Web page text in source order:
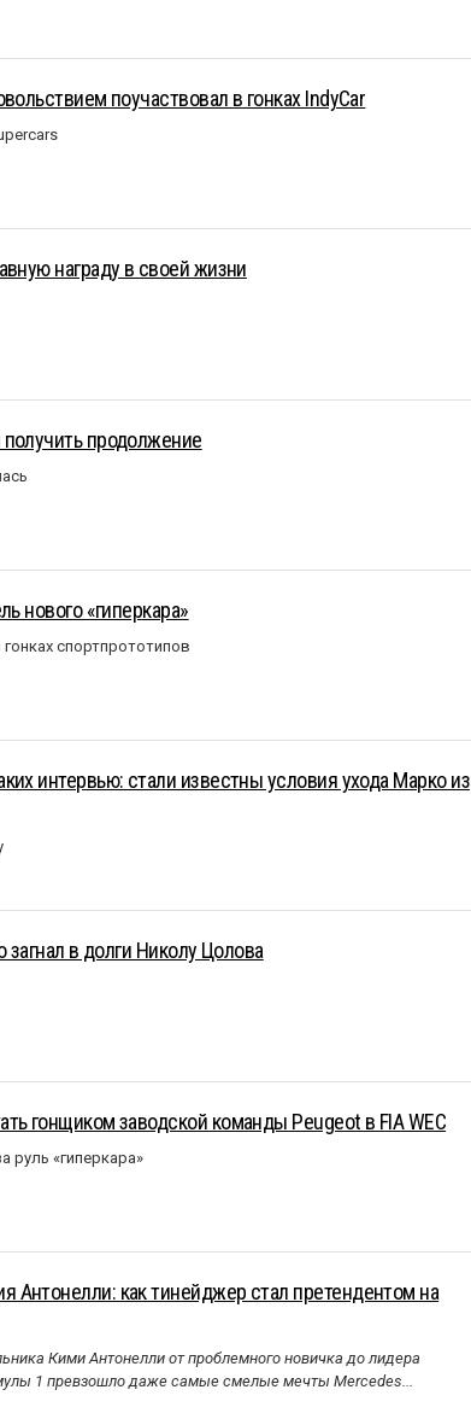
поучаствовал в гонках IndyCar
награду в своей жизни
продолжение
нового «гиперкара»
спортпрототипов
интервью: стали известны условия ухода Марко из
в долги Николу Цолова
гонщиком заводской команды Peugeot в FIA WEC
руль «гиперкара»
Антонелли: как тинейджер стал претендентом на
Кими Антонелли от проблемного новичка до лидера
1 превзошло даже самые смелые мечты Mercedes...